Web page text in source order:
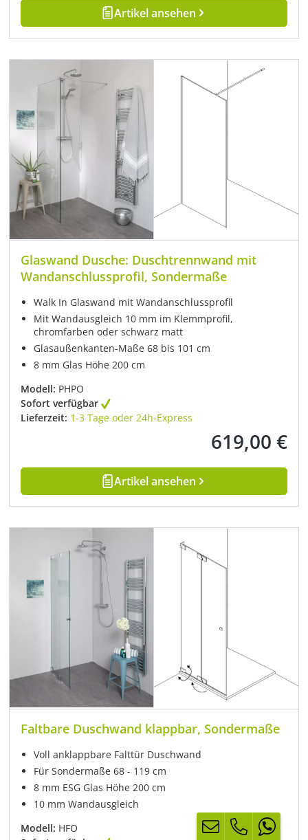
Artikel ansehen
Glaswand Dusche: Duschtrennwand mit
Wandanschlussprofil, Sondermaße
Walk In Glaswand mit Wandanschlussprofil
Mit Wandausgleich 10 mm im Klemmprofil,
chromfarben oder schwarz matt
Glasaußenkanten-Maße 68 bis 101 cm
8 mm Glas Höhe 200 cm
Modell: PHPO
Sofort verfügbar
Lieferzeit: 1-3 Tage oder 24h-Express
Regulärer Preis:
619,00 €
Artikel ansehen
Faltbare Duschwand klappbar, Sondermaße
Voll anklappbare Falttür Duschwand
Für Sondermaße 68 - 119 cm
8 mm ESG Glas Höhe 200 cm
10 mm Wandausgleich
Modell: HFO